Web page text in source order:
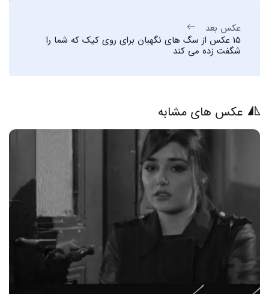
عکس بعد
15 عکس از سگ های نگهبان برای روی کیک که شما را
شگفت زده می کند
عکس های مشابه
27 عکس از لحظات ویژه با عکس نوشته روز برادر مبارک